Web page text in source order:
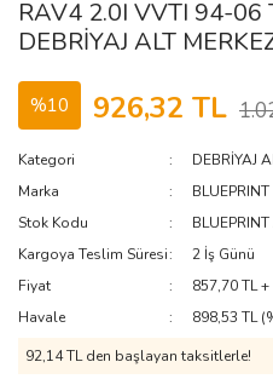
RAV4 2.0I VVTI 94-06
DEBRİYAJ ALT
%10 926,32 TL
Kategori
DEBRİYAJ
Marka
BLUEPRINT
Stok Kodu
Kargoya Teslim Süresi
2 İş Günü
Fiyat
857,70 TL +
Havale
898,53 TL
92,14 TL den başlayan taksitlerle!